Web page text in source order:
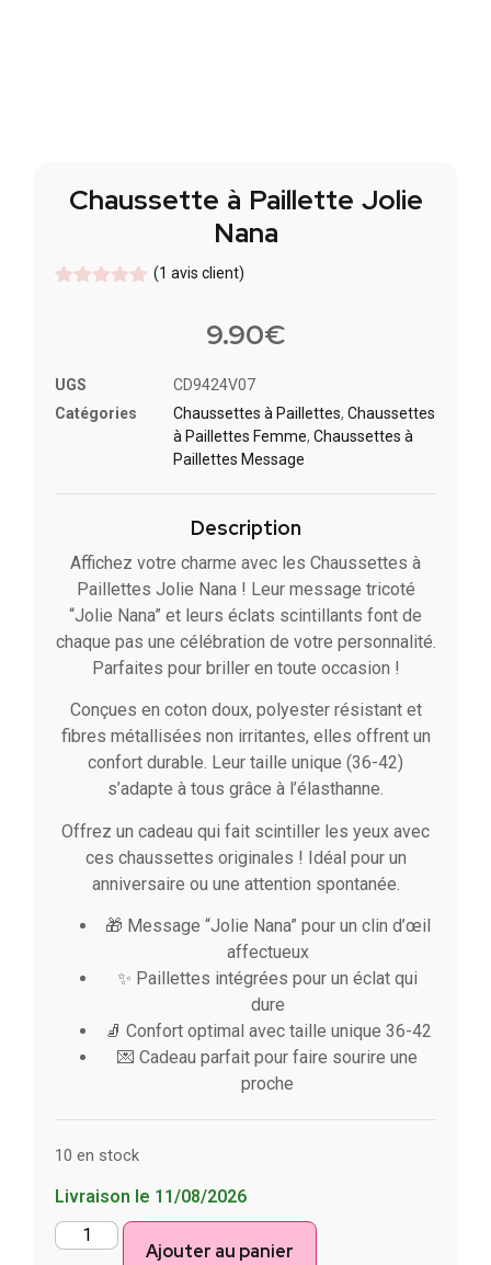
Chaussette à Paillette Jolie
Nana
(1 avis client)
9.90€
UGS
CD9424V07
Catégories
Chaussettes à Paillette​s, Chaussettes
à Paillettes Femme, Chaussettes à
Paillettes Message​
Description
Affichez votre charme avec les Chaussettes à
Paillettes Jolie Nana ! Leur message tricoté
“Jolie Nana” et leurs éclats scintillants font de
chaque pas une célébration de votre personnalité.
Parfaites pour briller en toute occasion !
Conçues en coton doux, polyester résistant et
fibres métallisées non irritantes, elles offrent un
confort durable. Leur taille unique (36-42)
s’adapte à tous grâce à l’élasthanne.
Offrez un cadeau qui fait scintiller les yeux avec
ces chaussettes originales ! Idéal pour un
anniversaire ou une attention spontanée.
🎁 Message “Jolie Nana” pour un clin d’œil
affectueux
✨ Paillettes intégrées pour un éclat qui
dure
🧦 Confort optimal avec taille unique 36-42
💌 Cadeau parfait pour faire sourire une
proche
10 en stock
Livraison le 11/08/2026
Ajouter au panier